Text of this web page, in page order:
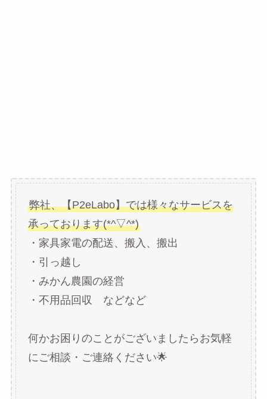
弊社、【P2eLabo】では様々なサービスを
承っております(*^▽^*)
・家具家電の配送、搬入、搬出
・引っ越し
・みかん農園の経営
・不用品回収 などなど
何かお困りのことがございましたらお気軽
にご相談・ご連絡ください🌟